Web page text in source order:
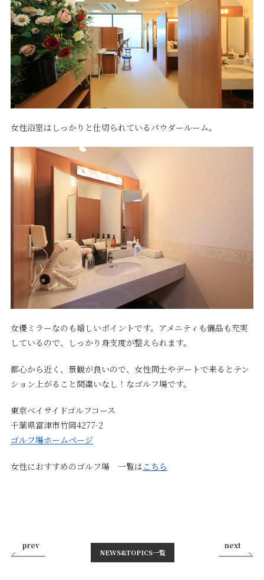
女性浴室はしっかりと仕切られているパウダールーム。
女優ミラーなのも嬉しいポイントです。アメニティも備品も充実
しているので、しっかり身支度が整えられます。
都心から近く、景観が良いので、女性同士やデートで来るとテン
ション上がること間違いなし！なゴルフ場です。
東京ベイサイドゴルフコース
千葉県富津市竹岡4277-2
ゴルフ場ホームページ
女性におすすめのゴルフ場 一覧は こちら
prev next
NEWS&TOPICS⼀覧